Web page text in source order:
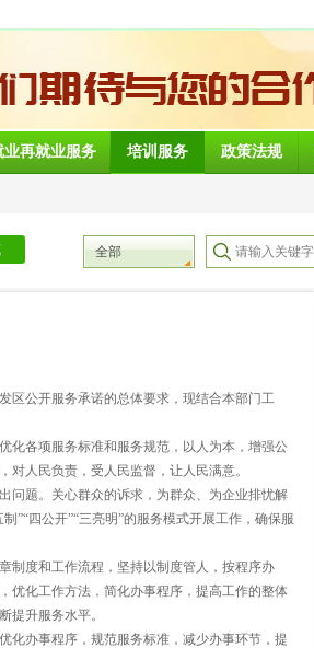
业再就业服务 培训服务 政策法规
全部
区公开服务承诺的总体要求，现结合本部门工
化各项服务标准和服务规范，以人为本，增强公
人民负责，受人民监督，让人民满意。
问题。关心群众的诉求，为群众、为企业排忧解
”“四公开”“三亮明”的服务模式开展工作，确保服
制度和工作流程，坚持以制度管人，按程序办
优化工作方法，简化办事程序，提高工作的整体
提升服务水平。
化办事程序，规范服务标准，减少办事环节，提